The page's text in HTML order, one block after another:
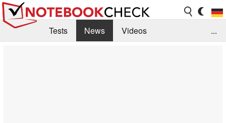
Tests News
Videos
...